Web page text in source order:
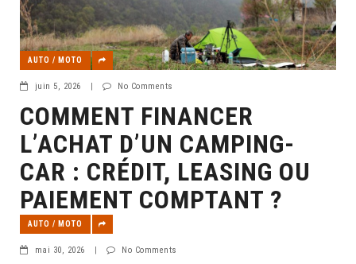
AUTO / MOTO
juin 5, 2026 No Comments
COMMENT FINANCER
L’ACHAT D’UN CAMPING-
CAR : CRÉDIT, LEASING OU
PAIEMENT COMPTANT ?
AUTO / MOTO
mai 30, 2026 No Comments